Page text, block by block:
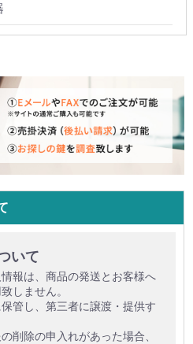
いて
報は、商品の発送とお客様へ
しません。
管し、第三者に譲渡・提供す
削除の申入れがあった場合、